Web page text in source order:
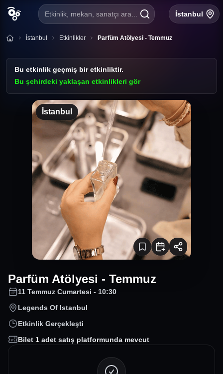
Etkinlik, mekan, sanatçı ara... İstanbul
İstanbul Etkinlikler Parfüm Atölyesi - Temmuz
Bu etkinlik geçmiş bir etkinliktir.
Bu şehirdeki yaklaşan etkinlikleri gör
İstanbul
Parfüm Atölyesi - Temmuz
11 Temmuz Cumartesi - 10:30
Legends Of Istanbul
Etkinlik Gerçekleşti
Bilet 1 adet satış platformunda mevcut